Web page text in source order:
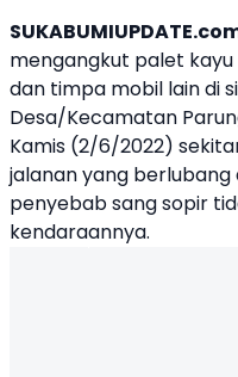
mengangkut palet kayu
dan timpa mobil lain di
Desa/Kecamatan
Kamis (2/6/2022)
jalanan yang
penyebab sang sopir
kendaraannya.